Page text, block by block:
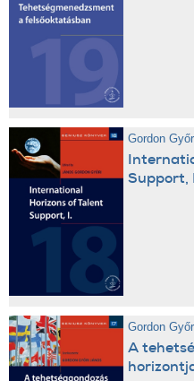
Gordon
Support,
Gordon
A